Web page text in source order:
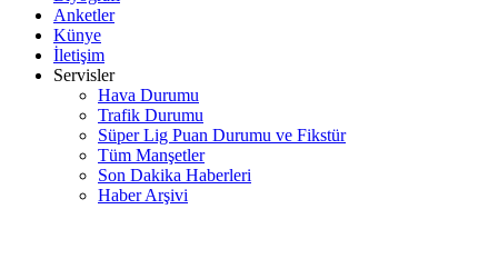
Anketler
Künye
İletişim
Servisler
Hava Durumu
Trafik Durumu
Süper Lig Puan Durumu ve Fikstür
Tüm Manşetler
Son Dakika Haberleri
Haber Arşivi